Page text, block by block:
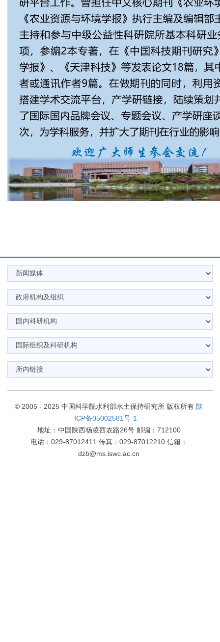
© 2005 - 2025 中国科学院水利部水土保持研究所 版权所有 陕
ICP备05002581号-1
地址：中国陕西杨凌西农路26号 邮编：712100
电话：029-87012411 传真：029-87012210 信箱：
dzb@ms.iswc.ac.cn